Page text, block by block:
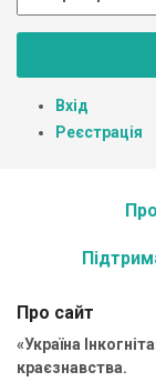
Вхід
Реєстрація
Про сайт
«Україна
краєзнавства.